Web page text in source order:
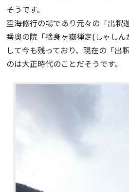
そうです。
空海修行の場であり元々の「出釈
番奥の院「捨身ヶ嶽禅定(しゃし
して今も残っており、現在の「出
のは大正時代のことだそうです。